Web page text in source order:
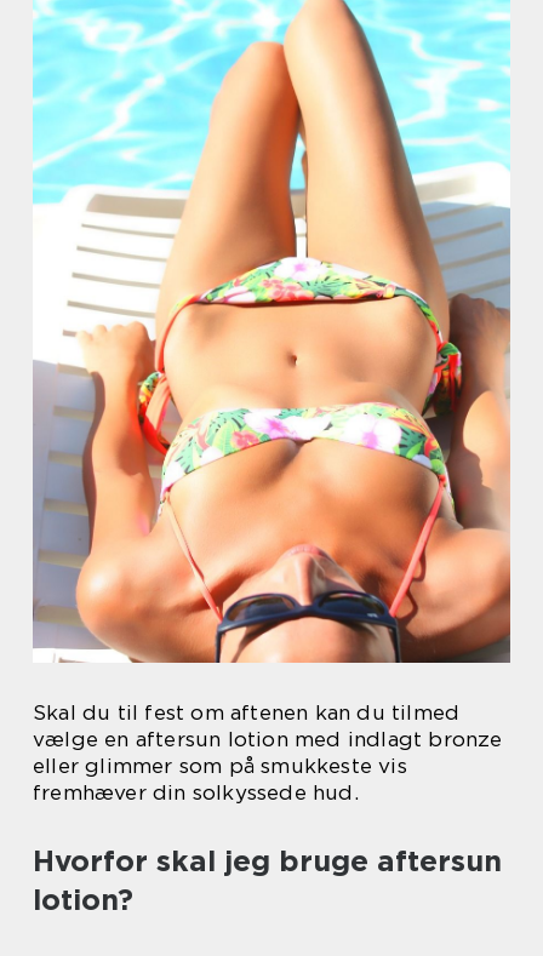
Skal du til fest om aftenen kan du tilmed
vælge en aftersun lotion med indlagt bronze
eller glimmer som på smukkeste vis
fremhæver din solkyssede hud.
Hvorfor skal jeg bruge aftersun
lotion?